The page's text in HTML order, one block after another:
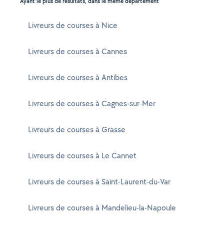
Livreurs de courses à Nice
Livreurs de courses à Cannes
Livreurs de courses à Antibes
Livreurs de courses à Cagnes-sur-Mer
Livreurs de courses à Grasse
Livreurs de courses à Le Cannet
Livreurs de courses à Saint-Laurent-du-Var
Livreurs de courses à Mandelieu-la-Napoule